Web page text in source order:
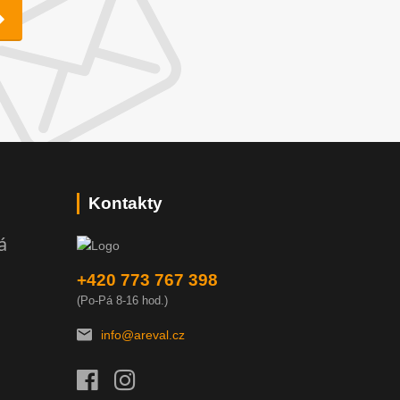
Kontakty
+420 773 767 398
(Po-Pá 8-16 hod.)
info@areval.cz